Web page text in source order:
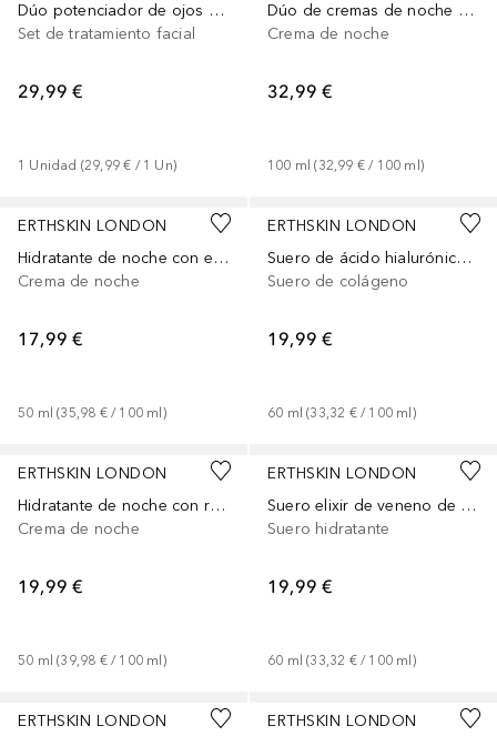
Dúo potenciador de ojos con vitamina C
Set de tratamiento facial
29,99 €
1 Unidad (29,99 € / 1 Un)
Dúo de cremas de noche EGF
Crema de noche
32,99 €
100 ml (32,99 € / 100 ml )
ERTHSKIN LONDON
Hidratante de noche con efecto celular EGF
Crema de noche
17,99 €
50 ml (35,98 € / 100 ml )
ERTHSKIN LONDON
Suero de ácido hialurónico y colágeno
Suero de colágeno
19,99 €
60 ml (33,32 € / 100 ml )
ERTHSKIN LONDON
Hidratante de noche con retinol
Crema de noche
19,99 €
50 ml (39,98 € / 100 ml )
ERTHSKIN LONDON
Suero elixir de veneno de abeja + miel de Manuka
Suero hidratante
19,99 €
60 ml (33,32 € / 100 ml )
ERTHSKIN LONDON
ERTHSKIN LONDON